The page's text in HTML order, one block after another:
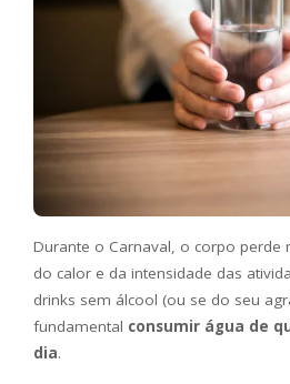
Durante o Carnaval, o corpo perde
do calor e da intensidade das
drinks sem álcool (ou se do seu
fundamental consumir água de
dia.